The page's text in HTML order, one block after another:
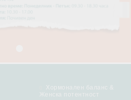
Хормонален баланс &
Женска потентност